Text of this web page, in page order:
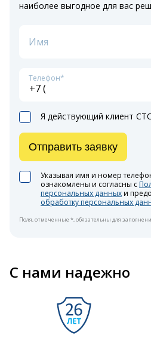
наиболее выгодное для вас
Имя
Телефон*
Я действующий клиент
Указывая имя и номер
ознакомлены и согласны с
персональных данныхи
обработку персональных
Отправить заявку
Поля, отмеченные *, обязательны для
С нами надежно